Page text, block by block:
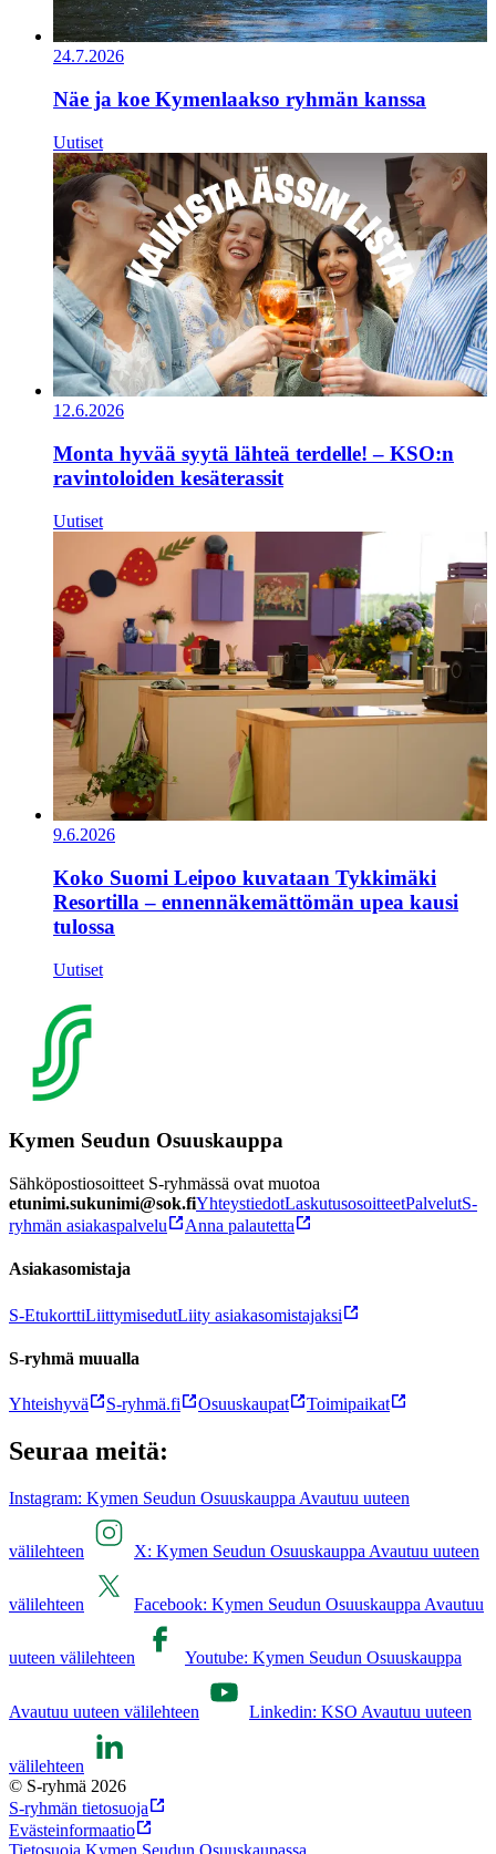
24.7.2026
Näe ja koe Kymenlaakso ryhmän kanssa
Uutiset
12.6.2026
Monta hyvää syytä lähteä terdelle! – KSO:n
ravintoloiden kesäterassit
Uutiset
9.6.2026
Koko Suomi Leipoo kuvataan Tykkimäki
Resortilla – ennennäkemättömän upea kausi
tulossa
Uutiset
Kymen Seudun Osuuskauppa
Sähköpostiosoitteet S-ryhmässä ovat muotoa
etunimi.sukunimi@sok.fiYhteystiedotLaskutusosoitteetPalvelutS-
ryhmän asiakaspalvelu
Anna palautetta
Asiakasomistaja
S-EtukorttiLiittymisedutLiity asiakasomistajaksi
S-ryhmä muualla
Yhteishyvä S-ryhmä.fi Osuuskaupat Toimipaikat
Seuraa meitä:
Instagram: Kymen Seudun Osuuskauppa Avautuu uuteen
välilehteen X: Kymen Seudun Osuuskauppa Avautuu uuteen
välilehteen Facebook: Kymen Seudun Osuuskauppa Avautuu
uuteen välilehteen Youtube: Kymen Seudun Osuuskauppa
Avautuu uuteen välilehteen Linkedin: KSO Avautuu uuteen
välilehteen
© S-ryhmä 2026
S-ryhmän tietosuoja
Evästeinformaatio
Tietosuoja Kymen Seudun Osuuskaupassa